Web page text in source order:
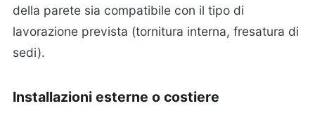
della parete sia compatibile con il tipo di
lavorazione prevista (tornitura interna, fresatura di
sedi).
Installazioni esterne o costiere